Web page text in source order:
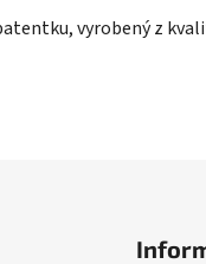
vyrobený z